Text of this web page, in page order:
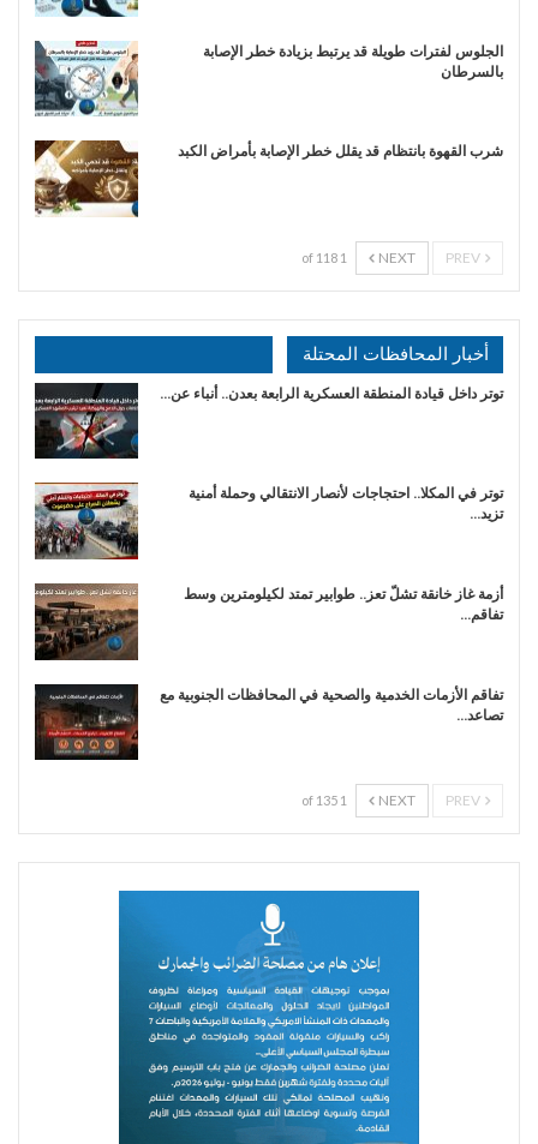
الجلوس لفترات طويلة قد يرتبط بزيادة خطر الإصابة
بالسرطان
شرب القهوة بانتظام قد يقلل خطر الإصابة بأمراض الكبد
NEXT
1 of 118
أخبار المحافظات المحتلة
توتر داخل قيادة المنطقة العسكرية الرابعة بعدن.. أنباء عن…
توتر في المكلا.. احتجاجات لأنصار الانتقالي وحملة أمنية
تزيد…
أزمة غاز خانقة تشلّ تعز.. طوابير تمتد لكيلومترين وسط
تفاقم…
تفاقم الأزمات الخدمية والصحية في المحافظات الجنوبية مع
تصاعد…
NEXT
1 of 135